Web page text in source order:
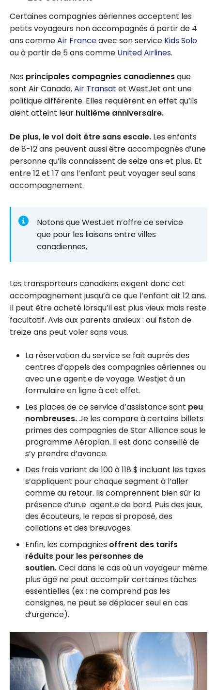
Certaines compagnies aériennes acceptent les
petits voyageurs non accompagnés à partir de 4
ans commeAir Franceavec son service Kids Solo
ou à partir de 5 ans comme United Airlines.
Nos principales compagnies canadiennesque
sont Air Canada,Air Transat et WestJet ont une
politique différente. Elles requièrent en effet qu’ils
aient atteint leur huitième anniversaire.
De plus, le vol doit être sans escale. Les enfants
de 8-12 ans peuvent aussi être accompagnés d’une
personne qu’ils connaissent de seize ans et plus. Et
entre 12 et 17 ans l’enfant peut voyager seul sans
accompagnement.
Notons que WestJet n’offre ce service
que pour les liaisons entre villes
canadiennes.
Les transporteurs canadiens exigent donc cet
accompagnement jusqu’à ce que l’enfant ait 12 ans.
Il peut être acheté lorsqu’il est plus vieux mais reste
facultatif. Avis aux parents anxieux : oui fiston de
treize ans peut voler sans vous.
La réservation du service se fait auprès des
centres d’appels des compagnies aériennes ou
avec un.e agent.e de voyage. Westjet à un
formulaire en ligne à cet effet.
Les places de ce service d’assistance sont peu
nombreuses.Je les compare à certains billets
primes des compagnies de Star Alliance sous le
programme Aéroplan. Il est donc conseillé de
s’y prendre d’avance.
Des frais variant de 100 à 118 $ incluant les taxes
s’appliquent pour chaque segment à l’aller
comme au retour. Ils comprennent bien sûr la
présence d’un.e agent.e de bord. Puis des jeux,
des écouteurs, le repas si proposé, des
collations et des breuvages.
Enfin, les compagnies offrent des tarifs
réduits pour les personnes de
soutien.Ceci dans le cas où un voyageur même
plus âgé ne peut accomplir certaines tâches
essentielles (ex : ne comprend pas les
consignes, ne peut se déplacer seul en cas
d’urgence).